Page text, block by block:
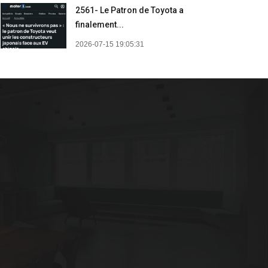
2561- Le Patron de Toyota a
finalement...
2026-07-15 19:05:31